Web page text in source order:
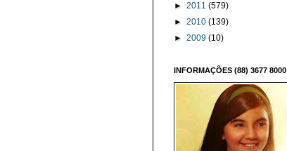
► 2011 (579)
► 2010 (139)
► 2009 (10)
INFORMAÇÕES (88) 3677 8000